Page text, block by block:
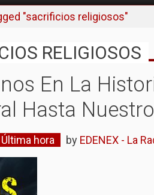
"sacrificios religiosos"
RELIGIOSOS
En La
Hasta
Última hora by EDENEX - La